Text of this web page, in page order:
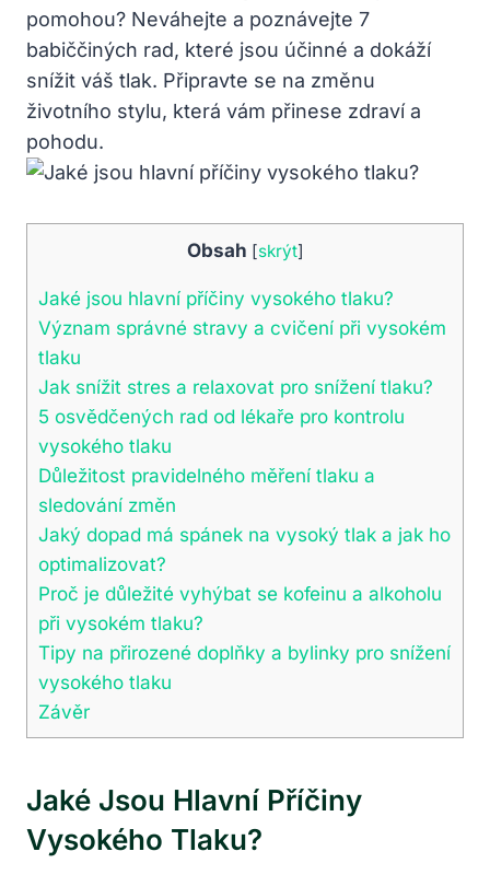
pomohou? Neváhejte a poznávejte 7
babiččiných rad, které jsou účinné a dokáží
snížit váš tlak. Připravte se na změnu
životního stylu, která vám přinese zdraví a
pohodu.
Obsah [skrýt]
Jaké jsou hlavní příčiny vysokého tlaku?
Význam správné stravy a cvičení při vysokém
tlaku
Jak snížit stres a relaxovat pro snížení tlaku?
5 osvědčených rad od lékaře pro kontrolu
vysokého tlaku
Důležitost pravidelného měření tlaku a
sledování změn
Jaký dopad má spánek na vysoký tlak a jak ho
optimalizovat?
Proč je důležité vyhýbat se kofeinu a alkoholu
při vysokém tlaku?
Tipy na přirozené doplňky a bylinky pro snížení
vysokého tlaku
Závěr
Jaké Jsou Hlavní Příčiny
Vysokého Tlaku?